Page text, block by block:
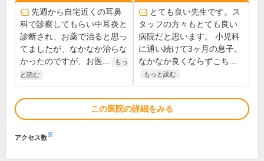
先週から自宅近くの耳鼻
科で診察してもらい中耳炎と
診断され、お薬で治ると思っ
てましたが、なかなか治らな
かったのですが、お医...
もっ
と読む
とても良い先生です。ス
タッフの方々もとても良い
病院だと思います。 小児科
に通い続けて3ヶ月の息子。
なかなか良くならずこち...
もっと読む
この医院の詳細をみる
アクセス数※